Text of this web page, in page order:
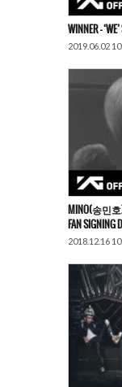
WINNER –
2019.06.02
MINO(송민호)
FAN SIGNING
2018.12.16